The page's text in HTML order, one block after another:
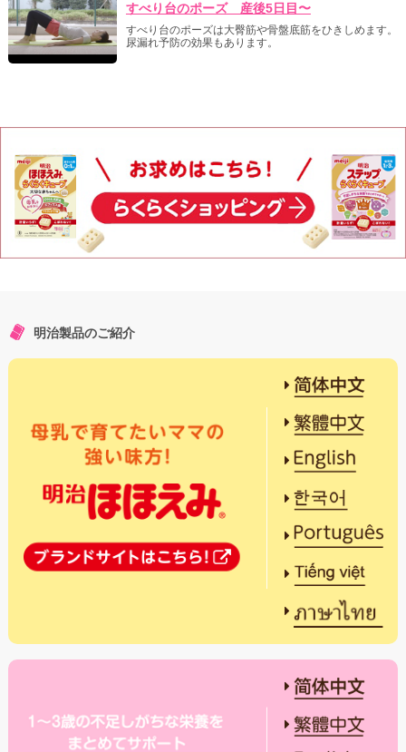
すべり台のポーズ 産後5日目〜
すべり台のポーズは大臀筋や骨盤底筋をひきしめます。
尿漏れ予防の効果もあります。
明治製品のご紹介